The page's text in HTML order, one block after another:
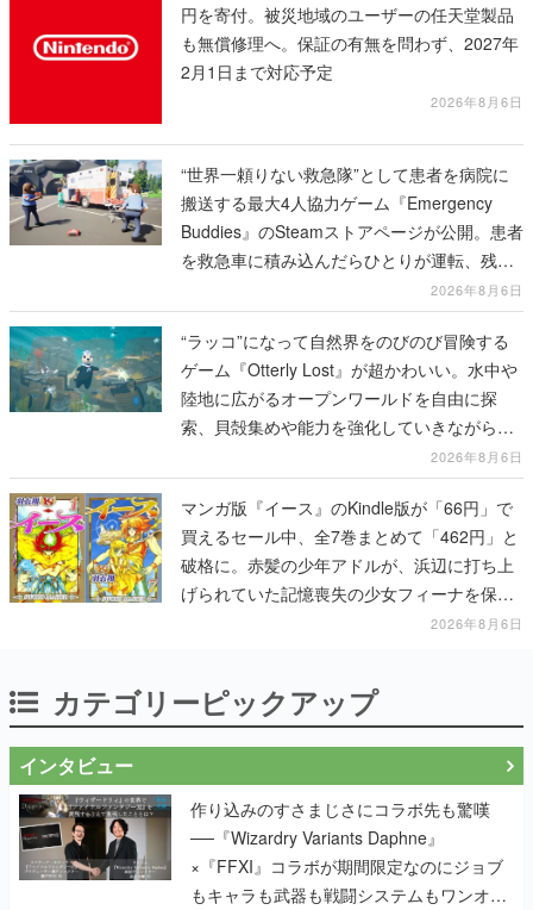
円を寄付。被災地域のユーザーの任天堂製品
も無償修理へ。保証の有無を問わず、2027年
2月1日まで対応予定
2026年8月6日
“世界一頼りない救急隊”として患者を病院に
搬送する最大4人協力ゲーム『Emergency
Buddies』のSteamストアページが公開。患者
を救急車に積み込んだらひとりが運転、残り
2026年8月6日
“ラッコ”になって自然界をのびのび冒険する
ゲーム『Otterly Lost』が超かわいい。水中や
陸地に広がるオープンワールドを自由に探
索、貝殻集めや能力を強化していきながら、
2026年8月6日
マンガ版『イース』のKindle版が「66円」で
買えるセール中、全7巻まとめて「462円」と
破格に。赤髪の少年アドルが、浜辺に打ち上
げられていた記憶喪失の少女フィーナを保護
2026年8月6日
カテゴリーピックアップ
インタビュー
作り込みのすさまじさにコラボ先も驚嘆
──『Wizardry Variants Daphne』
×『FFXI』コラボが期間限定なのにジョブ
もキャラも武器も戦闘システムもワンオフ